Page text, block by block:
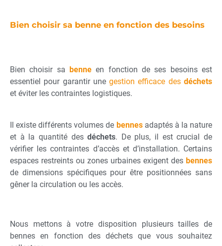
Bien choisir sa benne en fonction des besoins
Bien choisir sa benne en fonction de ses besoins est
essentiel pour garantir unegestion efficace desdéchets
et éviter les contraintes logistiques.
Il existe différents volumes de bennesadaptés à la nature
et à la quantité desdéchets. De plus, il est crucial de
vérifier les contraintes d’accès et d’installation. Certains
espaces restreints ou zones urbaines exigent des bennes
de dimensions spécifiques pour être positionnées sans
gêner la circulation ou les accès.
Nous mettons à votre disposition plusieurs tailles de
bennes en fonction des déchets que vous souhaitez